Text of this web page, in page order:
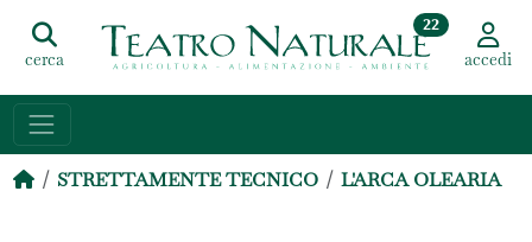
cerca
22
accedi
STRETTAMENTE TECNICO L'ARCA OLEARIA